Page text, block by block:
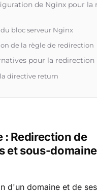
de Nginx pour la
bloc serveur Nginx
de la règle de redirection
pour la redirection
directive return
: Redirection de
et sous-
d'un domaine et de